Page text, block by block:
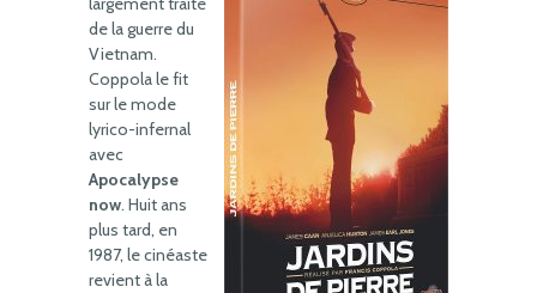
de la guerre du
Vietnam.
Coppola le fit
sur le mode
lyrico-infernal
avec
Apocalypse
now. Huit ans
plus tard, en
1987, le cinéaste
revient à la